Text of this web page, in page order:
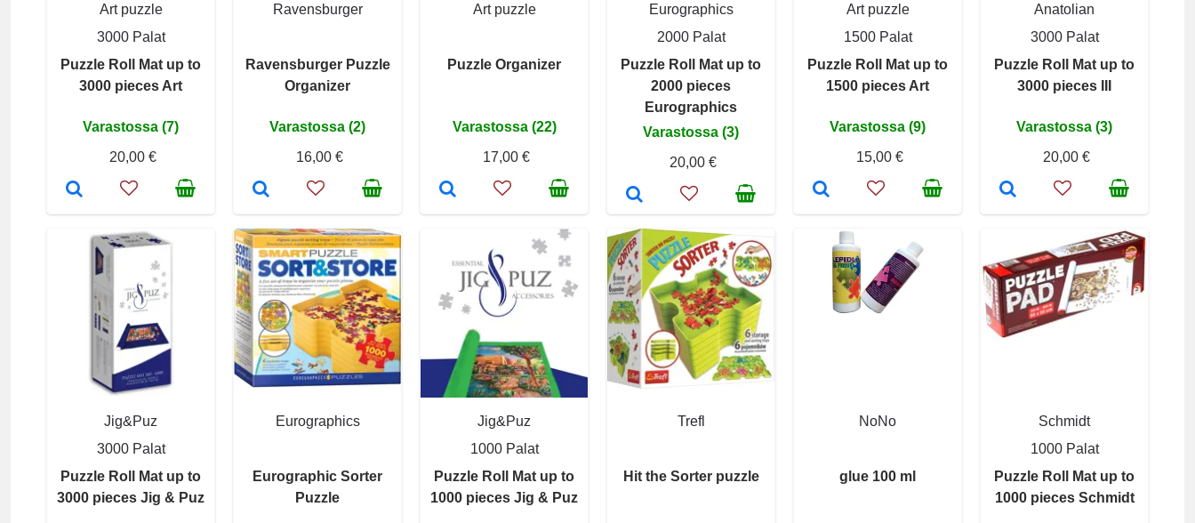
Art puzzle
3000 Palat
Puzzle Roll Mat up to
3000 pieces Art
Varastossa (7)
20,00 €
Ravensburger
Ravensburger Puzzle
Organizer
Varastossa (2)
16,00 €
Art puzzle
Puzzle Organizer
Varastossa (22)
17,00 €
Eurographics
2000 Palat
Puzzle Roll Mat up to
2000 pieces
Eurographics
Varastossa (3)
20,00 €
Art puzzle
1500 Palat
Puzzle Roll Mat up to
1500 pieces Art
Varastossa (9)
15,00 €
Anatolian
3000 Palat
Puzzle Roll Mat up to
3000 pieces III
Varastossa (3)
20,00 €
Jig&Puz
3000 Palat
Puzzle Roll Mat up to
3000 pieces Jig & Puz
Eurographics
Eurographic Sorter
Puzzle
Jig&Puz
1000 Palat
Puzzle Roll Mat up to
1000 pieces Jig & Puz
Trefl
Hit the Sorter puzzle
NoNo
glue 100 ml
Schmidt
1000 Palat
Puzzle Roll Mat up to
1000 pieces Schmidt